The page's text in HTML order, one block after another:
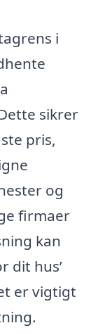
i
sikrer
pris,
og
firmaer
kan
dit hus’
er vigtigt